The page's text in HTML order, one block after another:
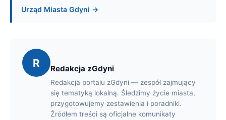
Urząd Miasta Gdyni →
R Redakcja zGdyni
Redakcja portalu zGdyni — zespół zajmujący
się tematyką lokalną. Śledzimy życie miasta,
przygotowujemy zestawienia i poradniki.
Źródłem treści są oficjalne komunikaty